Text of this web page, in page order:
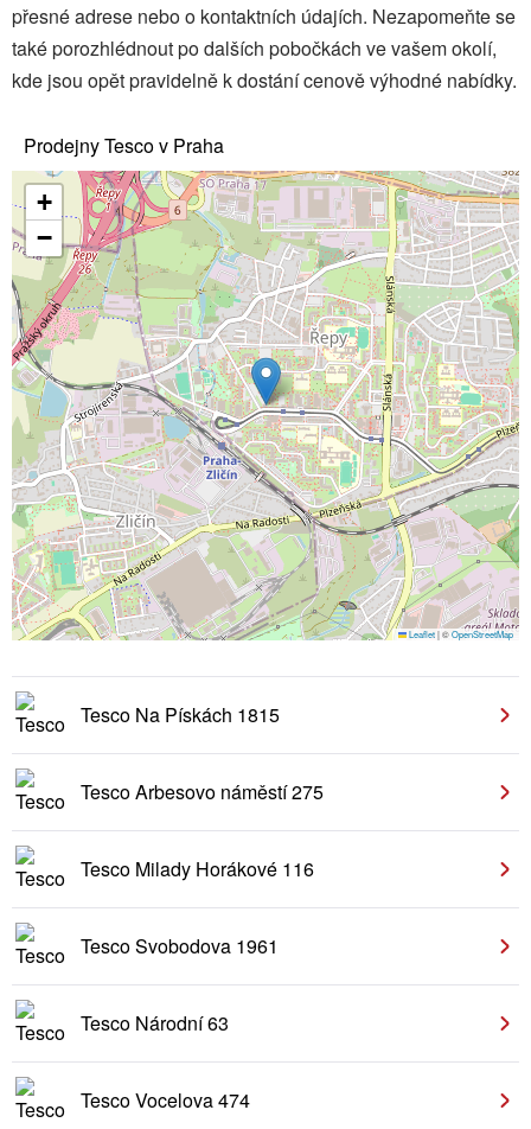
přesné adrese nebo o kontaktních údajích. Nezapomeňte se
také porozhlédnout po dalších pobočkách ve vašem okolí,
kde jsou opět pravidelně k dostání cenově výhodné nabídky.
Prodejny Tesco v Praha
+
−
Leaflet|©OpenStreetMap
Tesco Na Pískách 1815
Tesco Arbesovo náměstí 275
Tesco Milady Horákové 116
Tesco Svobodova 1961
Tesco Národní 63
Tesco Vocelova 474